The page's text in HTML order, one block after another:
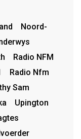
Noord-
Radio NFM
Radio Nfm
Sam
Upington